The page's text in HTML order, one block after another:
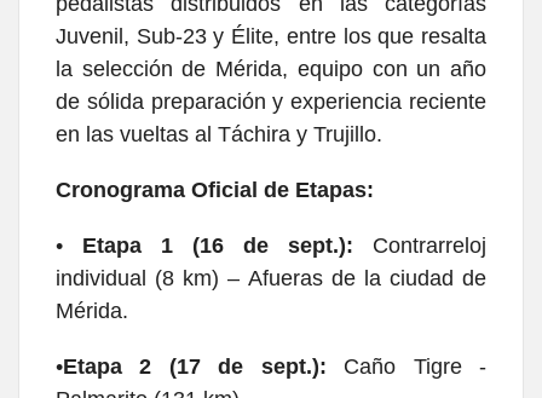
Juvenil, Sub-23 y Élite, entre los que resalta
la selección de Mérida, equipo con un año
de sólida preparación y experiencia reciente
en las vueltas al Táchira y Trujillo.
Cronograma Oficial de Etapas:
• Etapa 1 (16 de sept.):
Contrarreloj
individual (8 km) – Afueras de la ciudad de
Mérida.
•Etapa 2 (17 de sept.):
Caño Tigre -